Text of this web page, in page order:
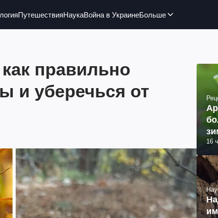
ПутешествияНаукаВойна в УкраинеБольше
правильно
и уберечься от
16